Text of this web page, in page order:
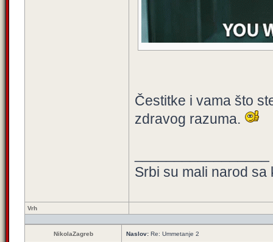
Čestitke i vama što
zdravog razuma.
Srbi su mali narod
Vrh
NikolaZagreb Naslov: Re: Ummetanje 2